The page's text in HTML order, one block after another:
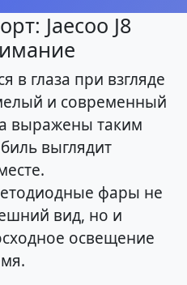
Jaecoo J8
в глаза при взгляде
и современный
выражены таким
выглядит
фары не
вид, но и
освещение